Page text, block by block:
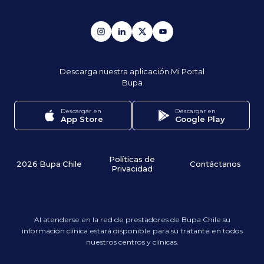
Descarga nuestra aplicación Mi Portal
Bupa
Descargar en
App Store
Descargar en
Google Play
2026 Bupa Chile
Políticas de
Privacidad
Contáctanos
Al atenderse en la red de prestadores de Bupa Chile su
información clínica estará disponible para su tratante en todos
nuestros centros y clínicas.